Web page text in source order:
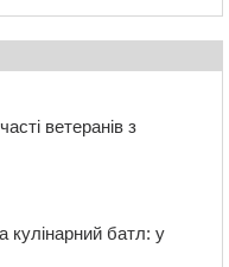
ветеранів з
кулінарний батл: у